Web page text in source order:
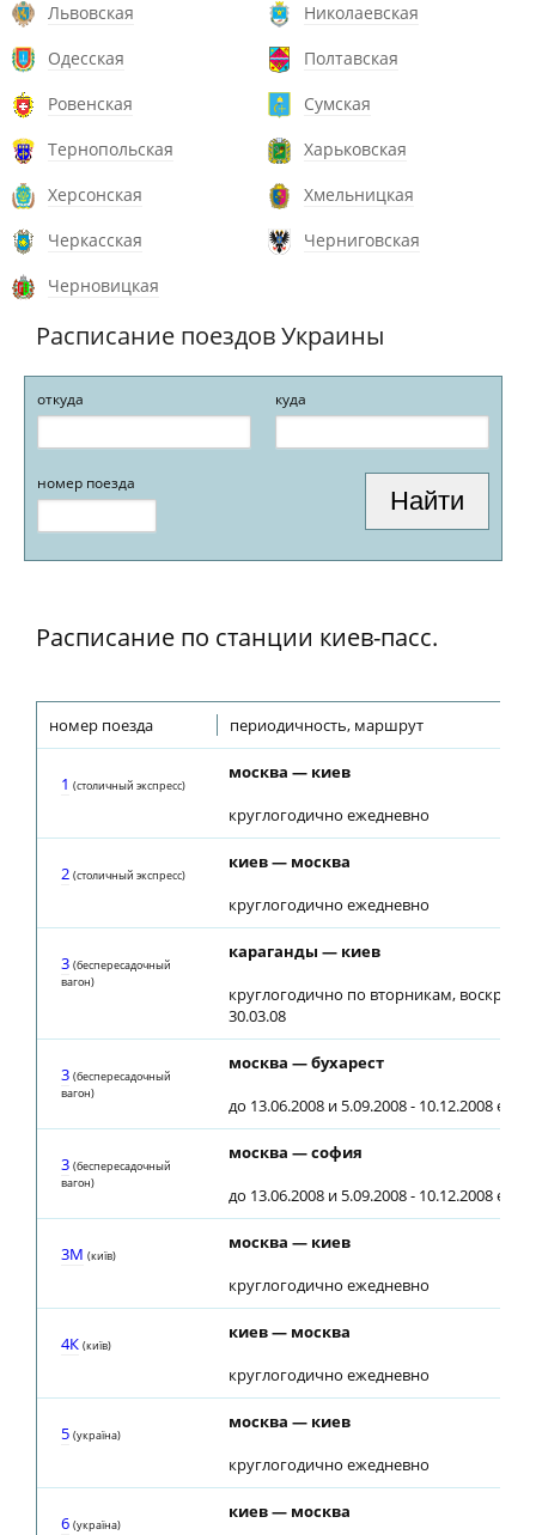
Львовская
Николаевская
Одесская
Полтавская
Ровенская
Сумская
Тернопольская
Харьковская
Херсонская
Хмельницкая
Черкасская
Черниговская
Черновицкая
Расписание поездов Украины
откуда куда
номер поезда
Расписание по станции киев-пасс.
номер поезда периодичность, маршрут
1 (столичный экспресс)
москва — киев
круглогодично ежедневно
2 (столичный экспресс)
киев — москва
круглогодично ежедневно
3 (беспересадочный
вагон)
караганды — киев
круглогодично по вторникам,
30.03.08
3 (беспересадочный
вагон)
москва — бухарест
до 13.06.2008 и 5.09.2008 - 10.12.2008
3 (беспересадочный
вагон)
москва — софия
до 13.06.2008 и 5.09.2008 - 10.12.2008
3М (київ)
москва — киев
круглогодично ежедневно
4К (київ)
киев — москва
круглогодично ежедневно
5 (україна)
москва — киев
круглогодично ежедневно
6 (україна)
киев — москва